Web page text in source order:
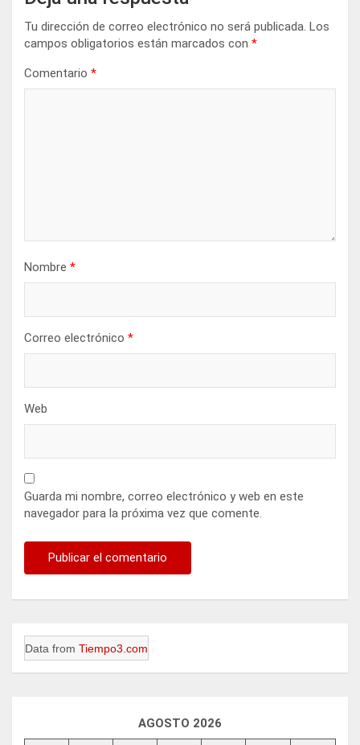
Tu dirección de correo electrónico no será publicada. Los
campos obligatorios están marcados con *
Comentario *
Nombre *
Correo electrónico *
Web
Guarda mi nombre, correo electrónico y web en este
navegador para la próxima vez que comente.
Data from Tiempo3.com
AGOSTO 2026